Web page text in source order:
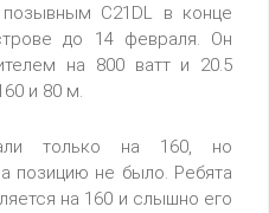
C21DL в конце
до 14 февраля. Он
на 800 ватт и 20.5
и 80 м.
только на 160, но
позицию не было. Ребята
на 160 и слышно его